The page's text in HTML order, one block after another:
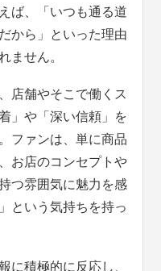
ば、「いつも通る道
から」といった理由
ません。
店舗やそこで働くス
」や「深い信頼」を
ファンは、単に商品
お店のコンセプトや
つ雰囲気に魅力を感
という気持ちを持っ
に積極的に反応し、